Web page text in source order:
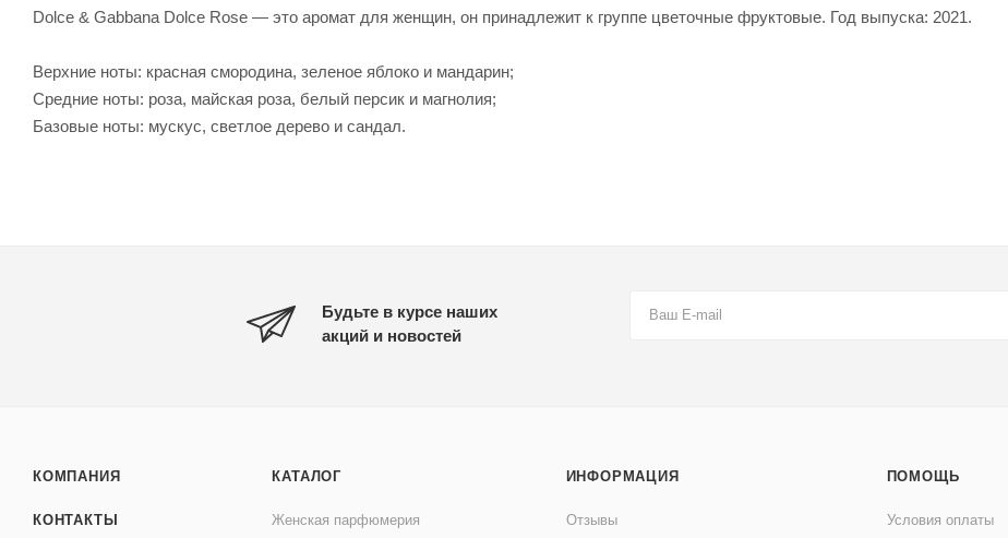
Dolce & Gabbana Dolce Rose — это аромат для женщин, он принадлежит к группе цветочные фруктовые. Год выпуска: 2021.
Верхние ноты: красная смородина, зеленое яблоко и мандарин;
Средние ноты: роза, майская роза, белый персик и магнолия;
Базовые ноты: мускус, светлое дерево и сандал.
Будьте в курсе наших
акций и новостей
КОМПАНИЯ
КОНТАКТЫ
КАТАЛОГ
Женская парфюмерия
ИНФОРМАЦИЯ
Отзывы
ПОМОЩЬ
Условия оплаты